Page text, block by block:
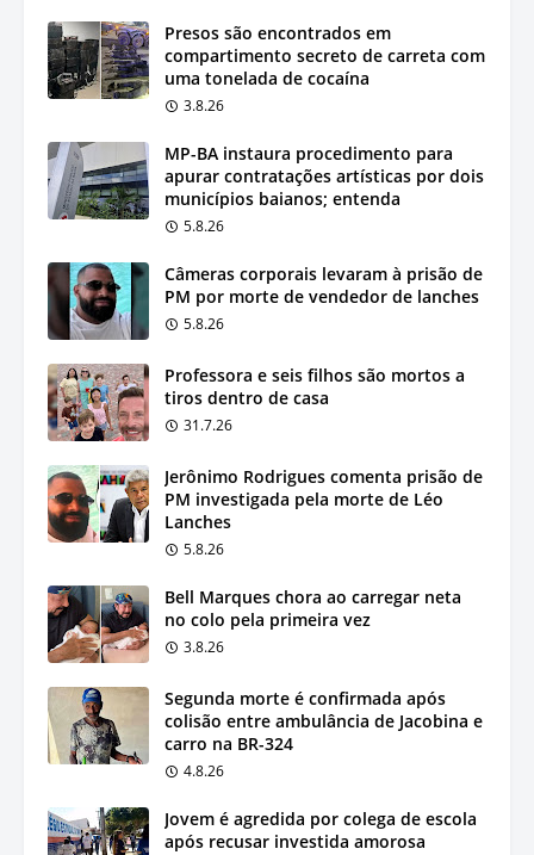
Presos são encontrados em
compartimento secreto de carreta com
uma tonelada de cocaína
3.8.26
MP-BA instaura procedimento para
apurar contratações artísticas por dois
municípios baianos; entenda
5.8.26
Câmeras corporais levaram à prisão de
PM por morte de vendedor de lanches
5.8.26
Professora e seis filhos são mortos a
tiros dentro de casa
31.7.26
Jerônimo Rodrigues comenta prisão de
PM investigada pela morte de Léo
Lanches
5.8.26
Bell Marques chora ao carregar neta
no colo pela primeira vez
3.8.26
Segunda morte é confirmada após
colisão entre ambulância de Jacobina e
carro na BR-324
4.8.26
Jovem é agredida por colega de escola
após recusar investida amorosa